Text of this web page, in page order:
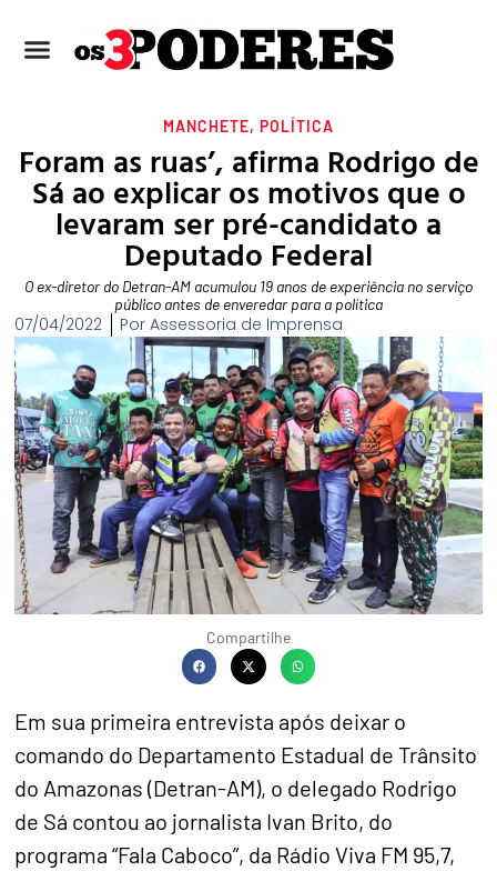
MANCHETE, POLÍTICA
Foram as ruas’, afirma Rodrigo de
Sá ao explicar os motivos que o
levaram ser pré-candidato a
Deputado Federal
O ex-diretor do Detran-AM acumulou 19 anos de experiência no serviço
público antes de enveredar para a política
07/04/2022 Por Assessoria de Imprensa
Compartilhe
Em sua primeira entrevista após deixar o
comando do Departamento Estadual de Trânsito
do Amazonas (Detran-AM), o delegado Rodrigo
de Sá contou ao jornalista Ivan Brito, do
programa “Fala Caboco”, da Rádio Viva FM 95,7,